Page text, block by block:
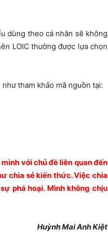
dùng theo cá nhân sẽ không
LOIC thường được lựa chọn
tham khảo mã nguồn tại:
với chủ đề liên quan đến
chia sẻ kiến thức. Việc chia
phá hoại. Mình không chịu
Huỳnh Mai Anh Kiệt